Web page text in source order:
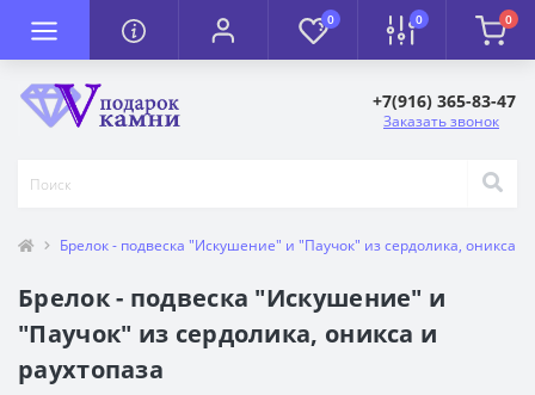
0 0 0
+7(916) 365-83-47
Заказать звонок
Брелок - подвеска "Искушение" и "Паучок" из сердолика, оникса и
Брелок - подвеска "Искушение" и
"Паучок" из сердолика, оникса и
раухтопаза